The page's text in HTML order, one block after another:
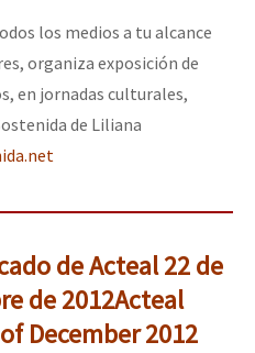
los medios a tu alcance
organiza exposición de
en jornadas culturales,
de Liliana
de Acteal 22 de
de 2012Acteal
December 2012